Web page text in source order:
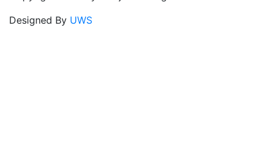
Designed By UWS